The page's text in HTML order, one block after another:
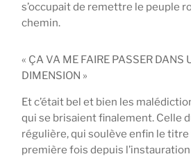
s’occupait de remettre le peuple
chemin.
« ÇA VA ME FAIRE PASSER DANS
DIMENSION »
Et c’était bel et bien les
qui se brisaient finalement. Celle
régulière, qui soulève enfin le titre
première fois depuis